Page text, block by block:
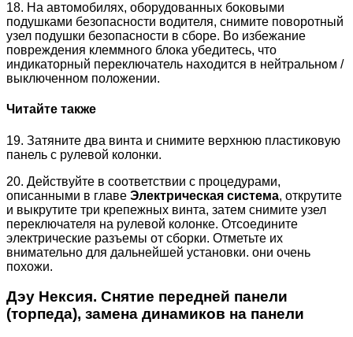
18. На автомобилях, оборудованных боковыми
подушками безопасности водителя, снимите поворотный
узел подушки безопасности в сборе. Во избежание
повреждения клеммного блока убедитесь, что
индикаторный переключатель находится в нейтральном /
выключенном положении.
Читайте также
19. Затяните два винта и снимите верхнюю пластиковую
панель с рулевой колонки.
20. Действуйте в соответствии с процедурами,
описанными в главе Электрическая система, открутите
и выкрутите три крепежных винта, затем снимите узел
переключателя на рулевой колонке. Отсоедините
электрические разъемы от сборки. Отметьте их
внимательно для дальнейшей установки. они очень
похожи.
Дэу Нексия. Снятие передней панели
(торпеда), замена динамиков на панели